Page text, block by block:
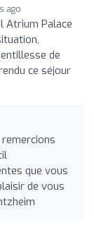
ago
Atrium Palace
de
ce séjour
que vous
de vous